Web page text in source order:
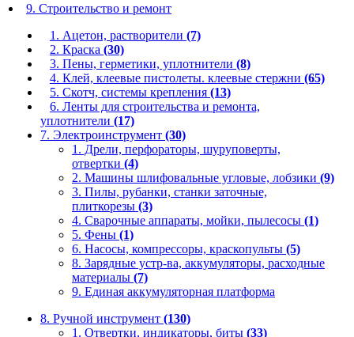
9. Строительство и ремонт
1. Ацетон, растворители (7)
2. Краска (30)
3. Пены, герметики, уплотнители (8)
4. Клей, клеевые пистолеты. клеевые стержни (65)
5. Скотч, системы крепления (13)
6. Ленты для строительства и ремонта,
уплотнители (17)
7. Электроинструмент (30)
1. Дрели, перфораторы, шуруповерты,
отвертки (4)
2. Машины шлифовальные угловые, лобзики (9)
3. Пилы, рубанки, станки заточные,
плиткорезы (3)
4. Сварочные аппараты, мойки, пылесосы (1)
5. Фены (1)
6. Насосы, компрессоры, краскопульты (5)
8. Зарядные устр-ва, аккумуляторы, расходные
материалы (7)
9. Единая аккумуляторная платформа
8. Ручной инструмент (130)
1. Отвертки, индикаторы, биты (33)